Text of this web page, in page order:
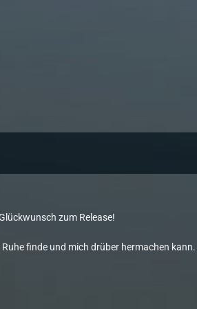
zum Release!
finde und mich drüber hermachen kann.